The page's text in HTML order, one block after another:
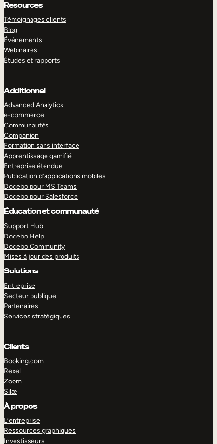
Resources
Témoignages clients
Blog
Événements
Webinaires
Études et rapports
Additionnel
Advanced Analytics
e-commerce
Communautés
Companion
Formation sans interface
Apprentissage gamifié
Entreprise étendue
Publication d’applications mobiles
Docebo pour MS Teams
Docebo pour Salesforce
Éducation et communauté
Support Hub
Docebo Help
Docebo Community
Mises à jour des produits
Solutions
Entreprise
Secteur publique
Partenaires
Services stratégiques
Clients
Booking.com
Rexel
Zoom
Silæ
À propos
L’entreprise
Ressources graphiques
Investisseurs